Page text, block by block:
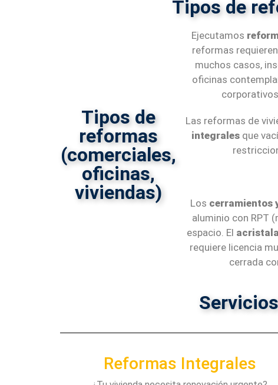
Tipos de
Tipos de
reformas
(comerciales,
oficinas,
viviendas)​
Ejecutamos
reformas
muchos casos,
oficinas
Las reformas de
integrales que
Los cerramientos
aluminio con RPT
espacio. El
requiere licencia
cerrada
Reformas Integrales